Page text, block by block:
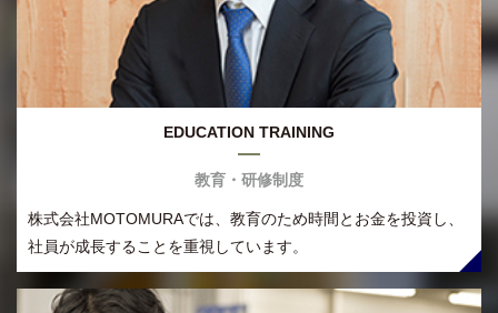
EDUCATION TRAINING
教育・研修制度
株式会社MOTOMURAでは、教育のため時間とお金を投資し、
社員が成長することを重視しています。